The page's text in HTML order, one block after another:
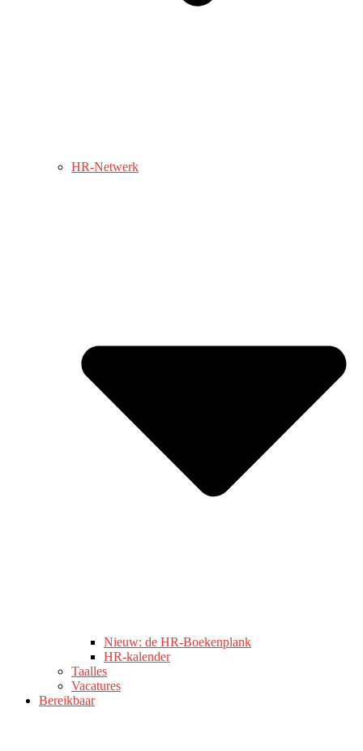
HR-Netwerk
Nieuw: de HR-Boekenplank
HR-kalender
Taalles
Vacatures
Bereikbaar